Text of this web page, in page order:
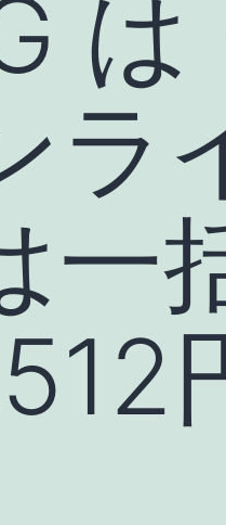
は
ラ
一